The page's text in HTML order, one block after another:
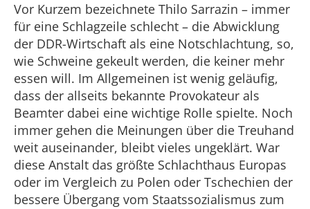
Vor Kurzem bezeichnete Thilo Sarrazin – immer
für eine Schlagzeile schlecht – die Abwicklung
der DDR-Wirtschaft als eine Notschlachtung, so,
wie Schweine gekeult werden, die keiner mehr
essen will. Im Allgemeinen ist wenig geläufig,
dass der allseits bekannte Provokateur als
Beamter dabei eine wichtige Rolle spielte. Noch
immer gehen die Meinungen über die Treuhand
weit auseinander, bleibt vieles ungeklärt. War
diese Anstalt das größte Schlachthaus Europas
oder im Vergleich zu Polen oder Tschechien der
bessere Übergang vom Staatssozialismus zum